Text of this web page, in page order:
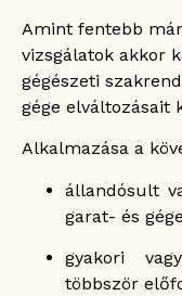
Amint fentebb
vizsgálatok akkor
gégészeti
gége elváltozásait
Alkalmazása a
állandósult
garat- és
gyakori
többször